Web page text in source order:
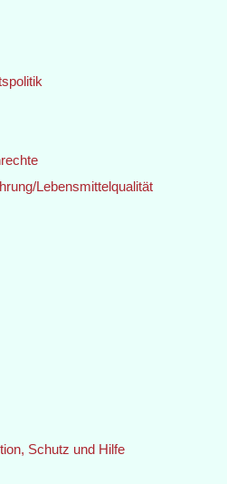
Lebensmittelqualität
Schutz und Hilfe